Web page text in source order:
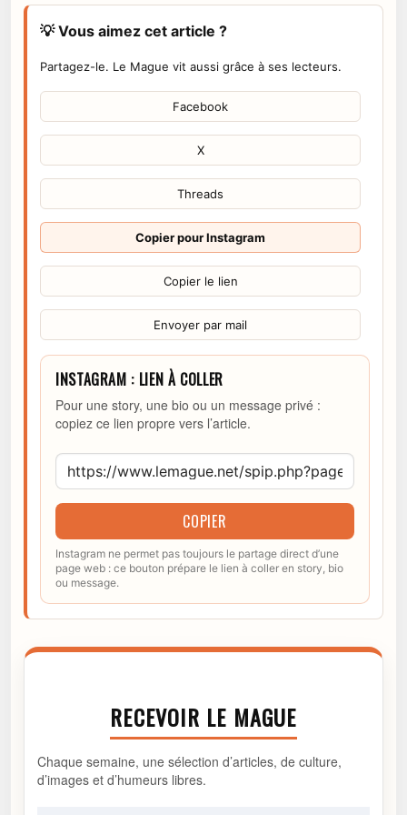
💡 Vous aimez cet article ?
Partagez-le. Le Mague vit aussi grâce à ses lecteurs.
Facebook
X
Threads
Copier pour Instagram
Copier le lien
Envoyer par mail
INSTAGRAM : LIEN À COLLER
Pour une story, une bio ou un message privé :
copiez ce lien propre vers l’article.
COPIER
Instagram ne permet pas toujours le partage direct d’une
page web : ce bouton prépare le lien à coller en story, bio
ou message.
RECEVOIR LE MAGUE
Chaque semaine, une sélection d’articles, de culture,
d’images et d’humeurs libres.